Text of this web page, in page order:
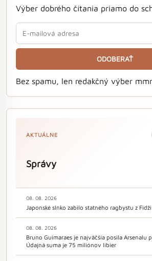
Výber dobrého čítania priamo do
ODOBERAŤ
Bez spamu, len redakčný výber
AKTUÁLNE
Správy
08. 08. 2026
Japonské slnko zabilo statného ragbystu z Fidži
08. 08. 2026
Bruno Guimaraes je najväčšia posila Arsenalu
Údajná suma je 75 miliónov libier